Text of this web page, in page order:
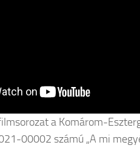
a Komárom-
00002 számú „A mi